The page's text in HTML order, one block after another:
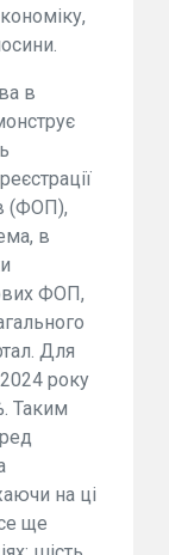
в
(ФОП),
в
ФОП,
Для
року
Таким
на ці
ще